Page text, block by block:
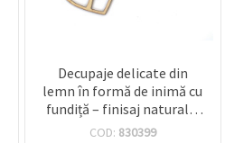
Decupaje delicate din
lemn în formă de inimă cu
fundiță – finisaj natural –
45x45x3 mm, set de 8 –
COD: 830399